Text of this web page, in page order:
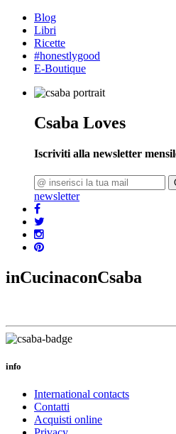
Blog
Libri
Ricette
#honestlygood
E-Boutique
Csaba Loves
Iscriviti alla newsletter
newsletter
inCucinaconCsaba
info
International contacts
Contatti
Acquisti online